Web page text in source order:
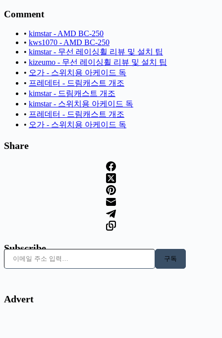
Comment
• kimstar - AMD BC-250
• kws1070 - AMD BC-250
• kimstar - 무선 레이싱휠 리뷰 및 설치 팁
• kizeumo - 무선 레이싱휠 리뷰 및 설치 팁
• 오가 - 스위치용 아케이드 독
• 프레데터 - 드림캐스트 개조
• kimstar - 드림캐스트 개조
• kimstar - 스위치용 아케이드 독
• 프레데터 - 드림캐스트 개조
• 오가 - 스위치용 아케이드 독
Share
Subscribe
이메일 주소 입력…
구독
Advert